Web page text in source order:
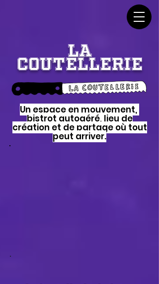
LA
COUTELLERIE
Un espace en mouvement,
bistrot autogéré, lieu de
création et de partage où tout
peut arriver.